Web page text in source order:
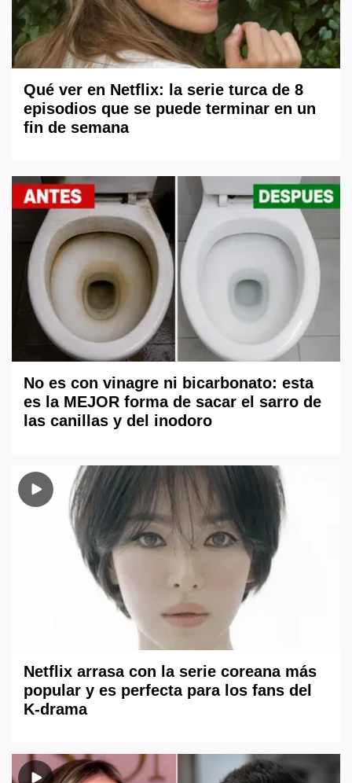
Qué ver en Netflix: la serie turca de 8
episodios que se puede terminar en un
fin de semana
No es con vinagre ni bicarbonato: esta
es la MEJOR forma de sacar el sarro de
las canillas y del inodoro
Netflix arrasa con la serie coreana más
popular y es perfecta para los fans del
K-drama